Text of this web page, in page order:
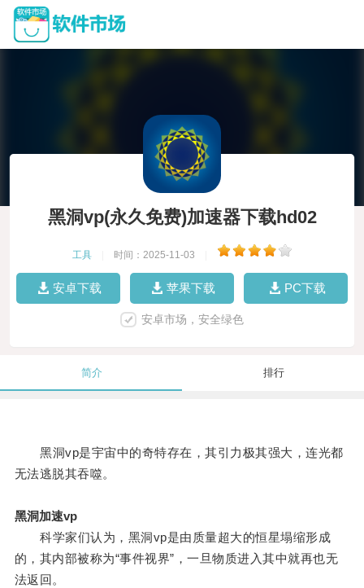
黑洞vp(永久免费)加速器下载hd02
工具 时间：2025-11-03
安卓下载 苹果下载 PC下载
安卓市场，安全绿色
简介 排行
黑洞vp是宇宙中的奇特存在，其引力极其强大，连光都
无法逃脱其吞噬。
黑洞加速vp
科学家们认为，黑洞vp是由质量超大的恒星塌缩形成
的，其内部被称为“事件视界”，一旦物质进入其中就再也无
法返回。